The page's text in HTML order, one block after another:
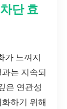
단 효
가 느껴지
는 지속되
은 연관성
하기 위해